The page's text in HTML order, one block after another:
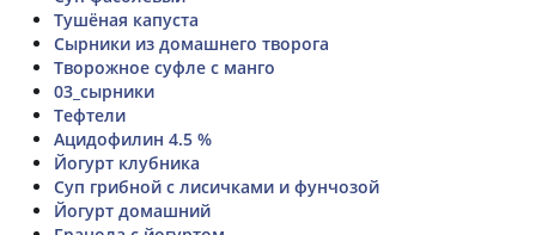
Тушёная капуста
Сырники из домашнего творога
Творожное суфле с манго
03_сырники
Тефтели
Ацидофилин 4.5 %
Йогурт клубника
Суп грибной с лисичками и фунчозой
Йогурт домашний